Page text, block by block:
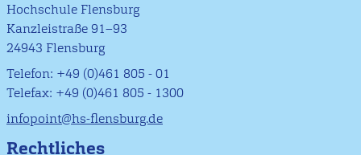
Hochschule Flensburg
Kanzleistraße 91–93
24943 Flensburg
Telefon: +49 (0)461 805 - 01
Telefax: +49 (0)461 805 - 1300
infopoint@hs-flensburg.de
Rechtliches